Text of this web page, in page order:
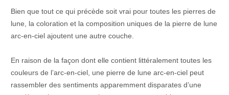
Bien que tout ce qui précède soit vrai pour toutes les pierres de
lune, la coloration et la composition uniques de la pierre de lune
arc-en-ciel ajoutent une autre couche.
En raison de la façon dont elle contient littéralement toutes les
couleurs de l’arc-en-ciel, une pierre de lune arc-en-ciel peut
rassembler des sentiments apparemment disparates d’une